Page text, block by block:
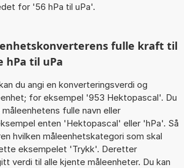
for '56 hPa til uPa'.
fulle kraft til
hPa til uPa
du angi en konverteringsverdi og
for eksempel '953 Hektopascal'. Du
fulle navn eller
enten 'Hektopascal' eller 'hPa'. Så
hvilken måleenhetskategori som skal
eksempelet 'Trykk'. Deretter
verdi til alle kjente måleenheter. Du kan